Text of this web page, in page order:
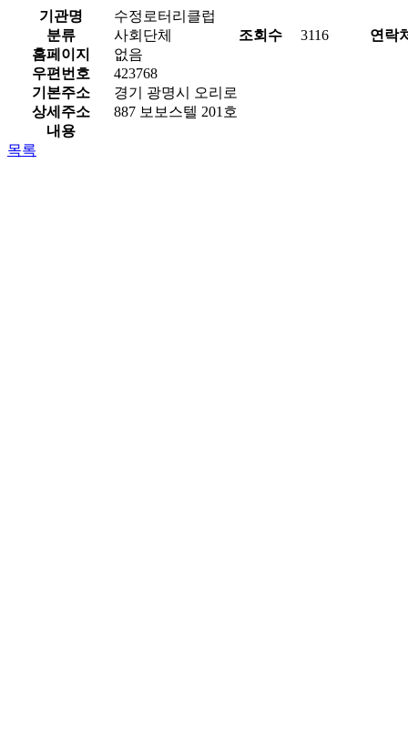
기관명
수정로터리클럽
분류
사회단체 조회수 3116
연락
홈페이지
없음
우편번호
423768
기본주소
경기 광명시 오리로
상세주소
887 보보스텔 201호
내용
목록